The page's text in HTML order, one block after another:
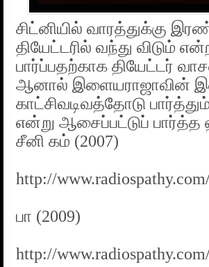
சிட்னியில் வாரத்துக்கு
தியேட்டரில் வந்து விடும்
பார்ப்பதற்காக தியேட்டர்
ஆனால் இளையராஜாவின்
காட்சிவடிவத்தோடு
என்று ஆசைப்பட்டுப் பார்த்த
சீனி கம் (2007)
http://
பா (2009)
http://